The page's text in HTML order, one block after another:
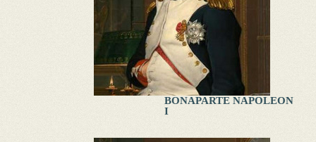
BONAPARTE NAPOLEON
I